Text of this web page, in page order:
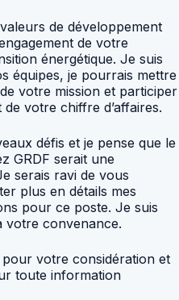
de développement
de votre
énergétique. Je suis
équipes, je pourrais mettre
votre mission et participer
votre chiffre d’affaires.
défis et je pense que le
GRDF serait une
serais ravi de vous
plus en détails mes
pour ce poste. Je suis
votre convenance.
votre considération et
toute information